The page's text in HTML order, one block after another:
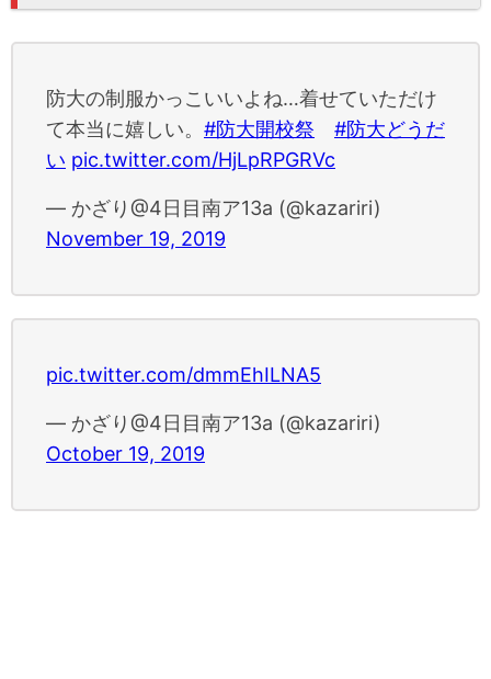
防大の制服かっこいいよね…着せていただけ
て本当に嬉しい。 #防大開校祭
#防大どうだ
い pic.twitter.com/HjLpRPGRVc
— かざり@4日目南ア13a (@kazariri)
November 19, 2019
pic.twitter.com/dmmEhILNA5
— かざり@4日目南ア13a (@kazariri)
October 19, 2019